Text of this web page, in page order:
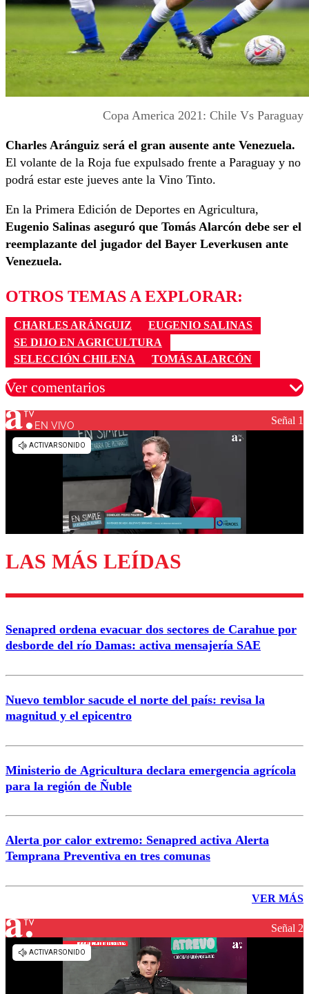
Copa America 2021: Chile Vs Paraguay
Charles Aránguiz será el gran ausente ante Venezuela.
El volante de la Roja fue expulsado frente a Paraguay y no
podrá estar este jueves ante la Vino Tinto.
En la Primera Edición de Deportes en Agricultura,
Eugenio Salinas aseguró que Tomás Alarcón debe ser el
reemplazante del jugador del Bayer Leverkusen ante
Venezuela.
OTROS TEMAS A EXPLORAR:
CHARLES ARÁNGUIZ
EUGENIO SALINAS
SE DIJO EN AGRICULTURA
SELECCIÓN CHILENA
TOMÁS ALARCÓN
Ver comentarios
Los comentarios son moderados para garantizar un
diálogo respetuoso.
Enviar comentario
EN VIVO Señal 1
LAS MÁS LEÍDAS
Senapred ordena evacuar dos sectores de Carahue por
desborde del río Damas: activa mensajería SAE
Nuevo temblor sacude el norte del país: revisa la
magnitud y el epicentro
Ministerio de Agricultura declara emergencia agrícola
para la región de Ñuble
Alerta por calor extremo: Senapred activa Alerta
Temprana Preventiva en tres comunas
VER MÁS
Señal 2